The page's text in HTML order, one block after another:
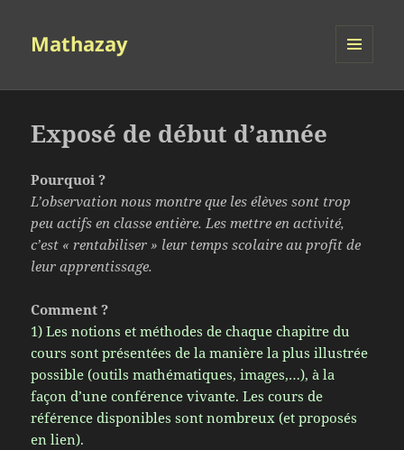
Mathazay
Exposé de début d’année
Pourquoi ?
L’observation nous montre que les élèves sont trop
peu actifs en classe entière. Les mettre en activité,
c’est « rentabiliser » leur temps scolaire au profit de
leur apprentissage.
Comment ?
1) Les notions et méthodes de chaque chapitre du
cours sont présentées de la manière la plus illustrée
possible (outils mathématiques, images,…), à la
façon d’une conférence vivante. Les cours de
référence disponibles sont nombreux (et proposés
en lien).